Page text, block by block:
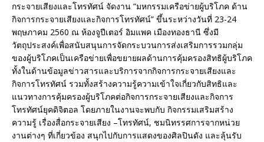
กระจายเสียงและโทรทัศน์ จัดงาน “มหกรรมเครือข่ายผู้บริโภค ด้าน
กิจการกระจายเสียงและกิจการโทรทัศน์” ขึ้นระหว่างวันที่ 23-24
พฤษภาคม 2560 ณ ห้องจูปีเตอร์ อิมแพค เมืองทองธานี ซึ่งมี
วัตถุประสงค์เพื่อสนับสนุนการจัดกระบวนการส่งเสริมการรวมกลุ่ม
ของผู้บริโภคเป็นเครือข่ายเพื่อขยายผลด้านการคุ้มครองสิทธิผู้บริโภค
ทั้งในด้านข้อมูลข่าวสารและบริการจากกิจการกระจายเสียงและ
กิจการโทรทัศน์ รวมทั้งสร้างความรู้ความเข้าใจเกี่ยวกับสิทธิและ
แนวทางการคุ้มครองผู้บริโภคต่อกิจการกระจายเสียงและกิจการ
โทรทัศน์ยุคดิจิตอล โดยภายในงานจะพบกับ กิจกรรมเสริมสร้าง
ความรู้ เรื่องสื่อกระจายเสียง –โทรทัศน์, ชมนิทรรศการจากหน่วย
งานต่างๆ ที่เกี่ยวข้อง สนุกไปกับการแสดงของศิลปินดัง และลุ้นรับ